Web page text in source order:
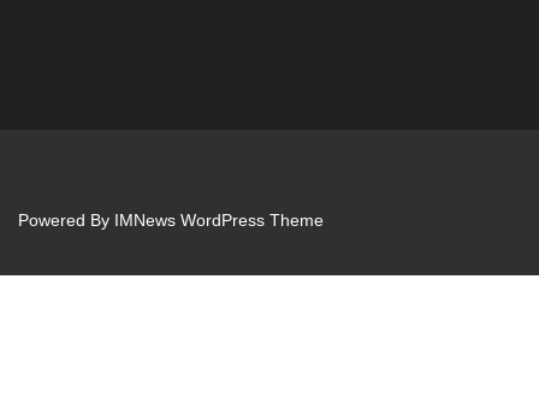
Powered By IMNews WordPress Theme